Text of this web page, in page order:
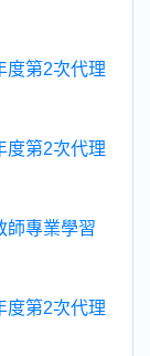
度第2次代理
度第2次代理
師專業學習
度第2次代理